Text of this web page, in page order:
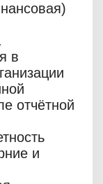
в
отчётной
и